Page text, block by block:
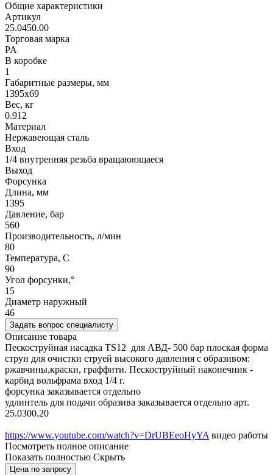
Общие характеристики
Артикул
25.0450.00
Торговая марка
PA
В коробке
1
Габаритные размеры, мм
1395x69
Вес, кг
0.912
Материал
Нержавеющая сталь
Вход
1/4 внутренняя резьба вращаюющаеся
Выход
Форсунка
Длина, мм
1395
Давление, бар
560
Производительность, л/мин
80
Температура, C
90
Угол форсунки,°
15
Диаметр наружный
46
Задать вопрос специалисту
Описание товара
Пескоструйная насадка TS12 для АВД- 500 бар плоская форма
струи для очистки струей высокого давления с образивом:
ржавчины,краски, граффити. Пескоструйный наконечник -
карбид вольфрама вход 1/4 г.
форсунка заказывается отдельно
удлинтель для подачи образива заказывается отдельно арт.
25.0300.20
https://www.youtube.com/watch?v=DrUBEeoHyYA видео работы
Посмотреть полное описание
Показать полностью Скрыть
Цена по запросу